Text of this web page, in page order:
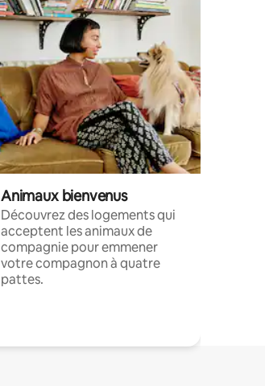
Animaux bienvenus
Découvrez des logements qui
acceptent les animaux de
compagnie pour emmener
votre compagnon à quatre
pattes.